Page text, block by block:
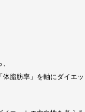
体脂肪率」を軸にダイエ